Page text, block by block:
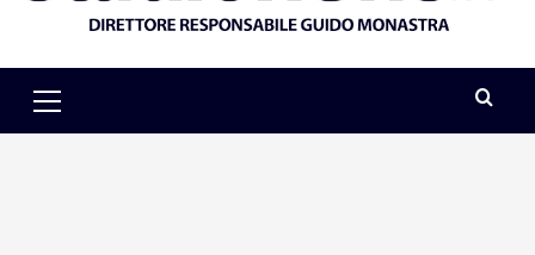
Menu